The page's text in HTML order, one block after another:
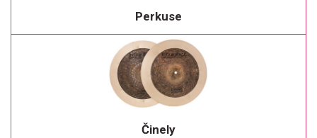
Perkuse
Činely